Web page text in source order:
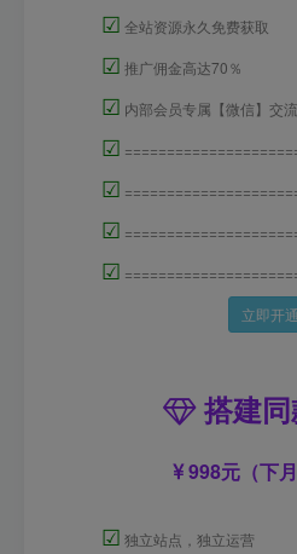
☑ 全站资源永久免费获取
☑ 推广佣金高达70％
☑ 内部会员专属【微信】交
☑
☑
☑
☑
立即开通
搭建同
998元（下月
☑ 独立站点，独立运营